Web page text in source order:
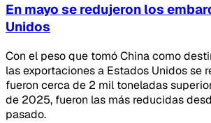
En mayo se redujeron los
Unidos
Con el peso que tomó China como
las exportaciones a Estados Unidos se
fueron cerca de 2 mil toneladas
de 2025, fueron las más reducidas
pasado.